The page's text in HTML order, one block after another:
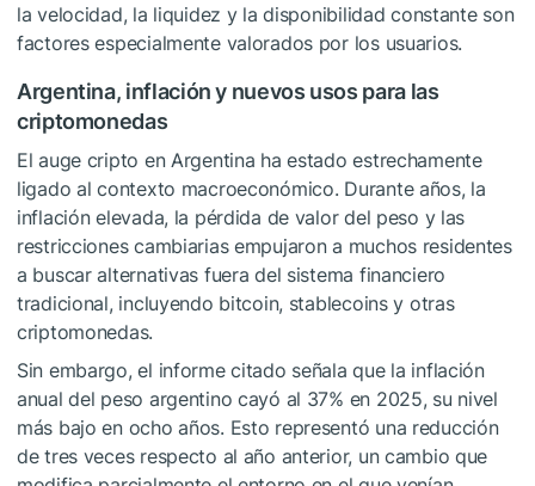
la velocidad, la liquidez y la disponibilidad constante son
factores especialmente valorados por los usuarios.
Argentina, inflación y nuevos usos para las
criptomonedas
El auge cripto en Argentina ha estado estrechamente
ligado al contexto macroeconómico. Durante años, la
inflación elevada, la pérdida de valor del peso y las
restricciones cambiarias empujaron a muchos residentes
a buscar alternativas fuera del sistema financiero
tradicional, incluyendo bitcoin, stablecoins y otras
criptomonedas.
Sin embargo, el informe citado señala que la inflación
anual del peso argentino cayó al 37% en 2025, su nivel
más bajo en ocho años. Esto representó una reducción
de tres veces respecto al año anterior, un cambio que